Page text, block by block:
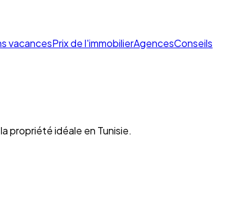
vacancesPrix de l'immobilierAgencesConseils
propriété idéale en Tunisie.